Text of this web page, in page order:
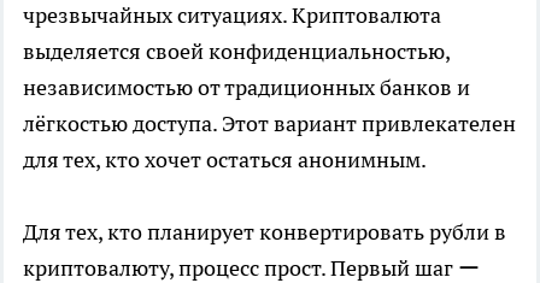
чрезвычайных ситуациях. Криптовалюта
выделяется своей конфиденциальностью,
независимостью от традиционных банков и
лёгкостью доступа. Этот вариант привлекателен
для тех, кто хочет остаться анонимным.
Для тех, кто планирует конвертировать рубли в
криптовалюту, процесс прост. Первый шаг ー